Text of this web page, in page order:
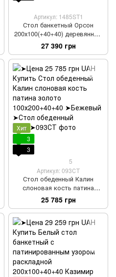
Артикул: 1485ST1
Стол банкетный Орсон
200х100(+40+40) деревянный
лак слоновая кость +
золото
27 390 грн
Хит
3
3
5
Артикул: 093СТ
Стол обеденный Калин
слоновая кость патина
золото 100х200+40+40
25 785 грн